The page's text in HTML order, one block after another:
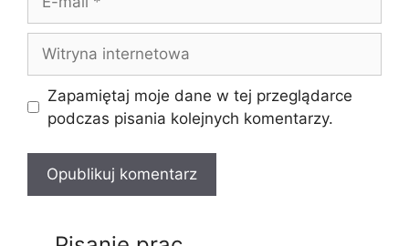
mail
internetowa
Zapamiętaj moje dane w tej przeglądarce
podczas pisania kolejnych komentarzy.